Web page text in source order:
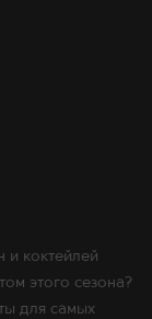
и коктейлей
этого сезона?
для самых